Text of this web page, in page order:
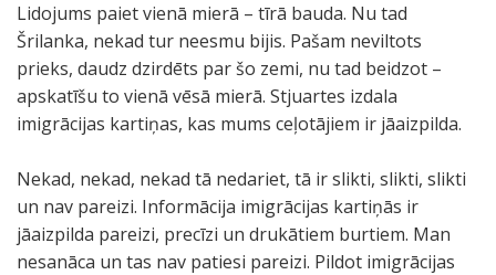
Lidojums paiet vienā mierā – tīrā bauda. Nu tad
Šrilanka, nekad tur neesmu bijis. Pašam neviltots
prieks, daudz dzirdēts par šo zemi, nu tad beidzot –
apskatīšu to vienā vēsā mierā. Stjuartes izdala
imigrācijas kartiņas, kas mums ceļotājiem ir jāaizpilda.
Nekad, nekad, nekad tā nedariet, tā ir slikti, slikti, slikti
un nav pareizi. Informācija imigrācijas kartiņās ir
jāaizpilda pareizi, precīzi un drukātiem burtiem. Man
nesanāca un tas nav patiesi pareizi. Pildot imigrācijas